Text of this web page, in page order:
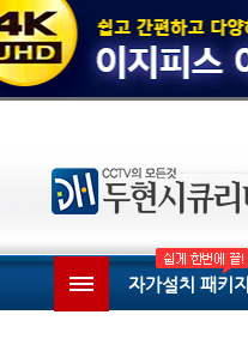
자가설치 패키지